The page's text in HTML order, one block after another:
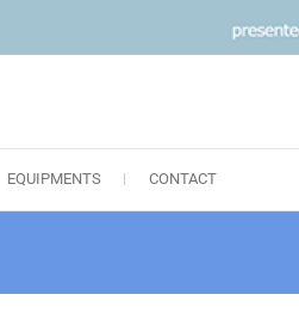
EQUIPMENTS CONTACT